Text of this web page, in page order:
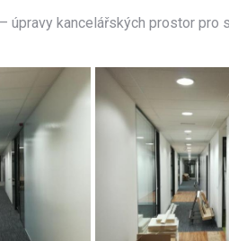
úpravy kancelářských prostor pro